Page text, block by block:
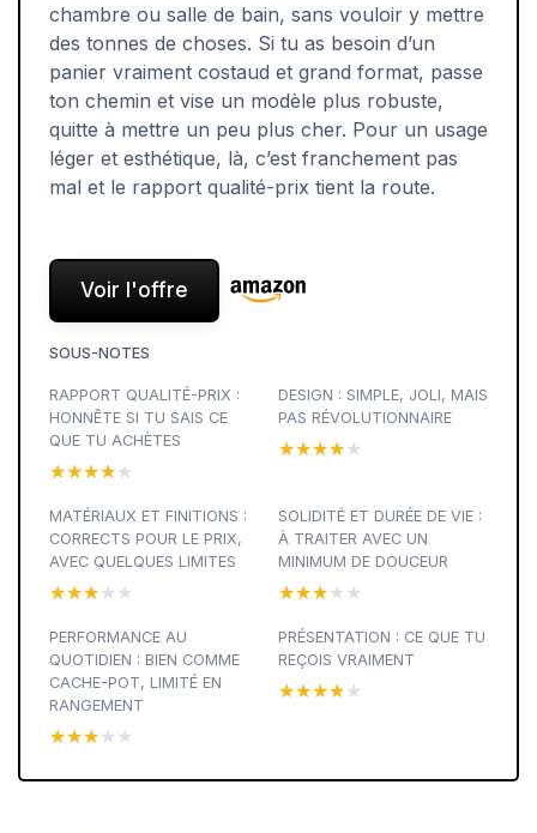
chambre ou salle de bain, sans vouloir y mettre
des tonnes de choses. Si tu as besoin d’un
panier vraiment costaud et grand format, passe
ton chemin et vise un modèle plus robuste,
quitte à mettre un peu plus cher. Pour un usage
léger et esthétique, là, c’est franchement pas
mal et le rapport qualité-prix tient la route.
Voir l'offre
SOUS-NOTES
RAPPORT QUALITÉ-PRIX :
HONNÊTE SI TU SAIS CE
QUE TU ACHÈTES
★★★★★
★★★★★
DESIGN : SIMPLE, JOLI, MAIS
PAS RÉVOLUTIONNAIRE
★★★★★
★★★★★
MATÉRIAUX ET FINITIONS :
CORRECTS POUR LE PRIX,
AVEC QUELQUES LIMITES
★★★★★
★★★★★
SOLIDITÉ ET DURÉE DE VIE :
À TRAITER AVEC UN
MINIMUM DE DOUCEUR
★★★★★
★★★★★
PERFORMANCE AU
QUOTIDIEN : BIEN COMME
CACHE-POT, LIMITÉ EN
RANGEMENT
★★★★★
★★★★★
PRÉSENTATION : CE QUE TU
REÇOIS VRAIMENT
★★★★★
★★★★★